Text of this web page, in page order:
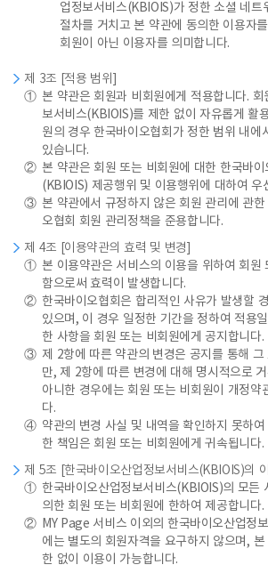
업정보서비스(KBIOIS)가 정한 소셜 네트
절차를 거치고 본 약관에 동의한 이용자를
회원이 아닌 이용자를 의미합니다.
제 3조 [적용 범위]
① 본 약관은 회원과 비회원에게 적용합니다. 회
보서비스(KBIOIS)를 제한 없이 자유롭게 활
원의 경우 한국바이오협회가 정한 범위 내에
있습니다.
② 본 약관은 회원 또는 비회원에 대한 한국바
(KBIOIS) 제공행위 및 이용행위에 대하여 우
③ 본 약관에서 규정하지 않은 회원 관리에 관한
오협회 회원 관리정책을 준용합니다.
제 4조 [이용약관의 효력 및 변경]
① 본 이용약관은 서비스의 이용을 위하여 회원
함으로써 효력이 발생합니다.
② 한국바이오협회은 합리적인 사유가 발생할
있으며, 이 경우 일정한 기간을 정하여 적용
한 사항을 회원 또는 비회원에게 공지합니다.
③ 제 2항에 따른 약관의 변경은 공지를 통해
만, 제 2항에 따른 변경에 대해 명시적으로
아니한 경우에는 회원 또는 비회원이 개정약
다.
④ 약관의 변경 사실 및 내역을 확인하지 못하
한 책임은 회원 또는 비회원에게 귀속됩니다.
제 5조 [한국바이오산업정보서비스(KBIOIS)의
① 한국바이오산업정보서비스(KBIOIS)의 모든
의한 회원 또는 비회원에 한하여 제공합니다.
② MY Page 서비스 이외의 한국바이오산업정
에는 별도의 회원자격을 요구하지 않으며, 본
한 없이 이용이 가능합니다.